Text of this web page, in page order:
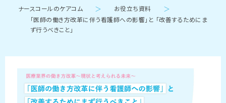
ナースコールのケアコム ＞ お役立ち資料 ＞
「医師の働き方改革に伴う看護師への影響」と 「改善するためにま
ず行うべきこと」